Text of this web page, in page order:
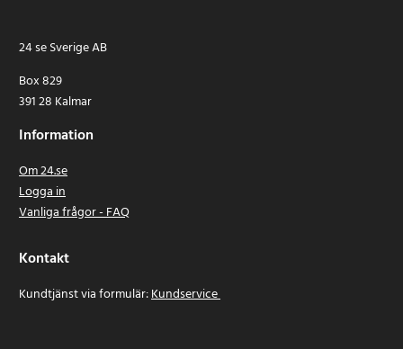
24 se Sverige AB
Box 829
391 28 Kalmar
Information
Om 24.se
Logga in
Vanliga frågor - FAQ
Kontakt
Kundtjänst via formulär:Kundservice